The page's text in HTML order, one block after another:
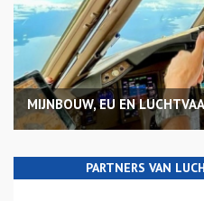
MIJNBOUW, EU EN
PARTNERS VAN